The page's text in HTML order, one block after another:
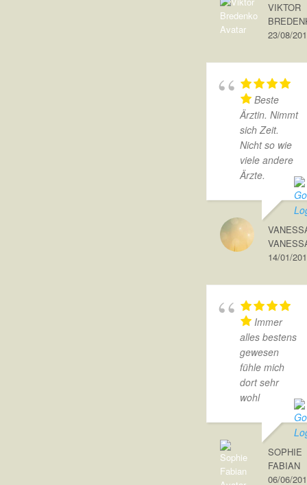
VIKTOR
23/08/
Beste
Ärztin. Nimmt
sich Zeit.
Nicht so wie
viele andere
Ärzte.
14/01/
Immer
alles bestens
gewesen
fühle mich
dort sehr
wohl
SOPHIE
FABIAN
06/06/